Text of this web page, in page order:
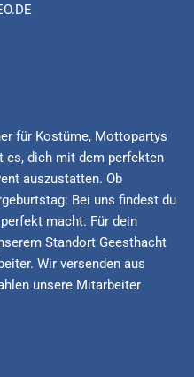
für Kostüme, Mottopartys
es, dich mit dem perfekten
auszustatten. Ob
Bei uns findest du
macht. Für dein
Standort Geesthacht
Wir versenden aus
unsere Mitarbeiter